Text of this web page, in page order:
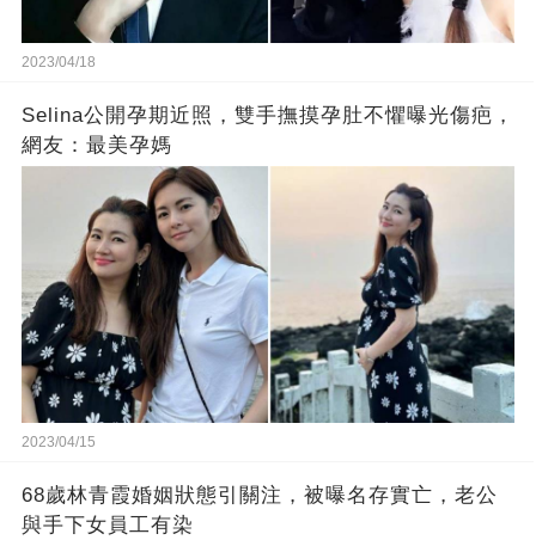
2023/04/18
Selina公開孕期近照，雙手撫摸孕肚不懼曝光傷疤，
網友：最美孕媽
2023/04/15
68歲林青霞婚姻狀態引關注，被曝名存實亡，老公
與手下女員工有染